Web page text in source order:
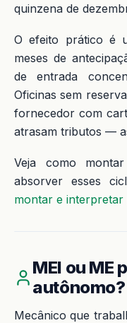
quinzena de
O efeito prático é
meses de
de entrada
Oficinas sem
fornecedor com
atrasam tributos —
Veja como
absorver esses
montar e interpretar
MEI ou ME
autônomo?
Mecânico que